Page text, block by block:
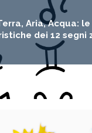
Aria, Acqua: le
dei 12 segni